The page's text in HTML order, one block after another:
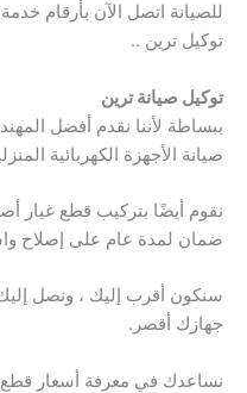
للصيانة اتصل الآن بأرقام
توكيل ترين ..
توكيل صيانة ترين
ببساطة لأننا نقدم أفضل
صيانة الأجهزة الكهربائية
ضمان لمدة عام على إصلاح
سنكون أقرب إليك ، ونصل
جهازك أقصر.
نساعدك في معرفة أسعار قطع